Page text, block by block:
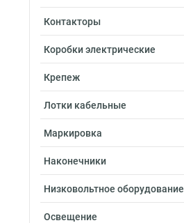
Контакторы
Коробки электрические
Крепеж
Лотки кабельные
Маркировка
Наконечники
Низковольтное оборудование
Освещение